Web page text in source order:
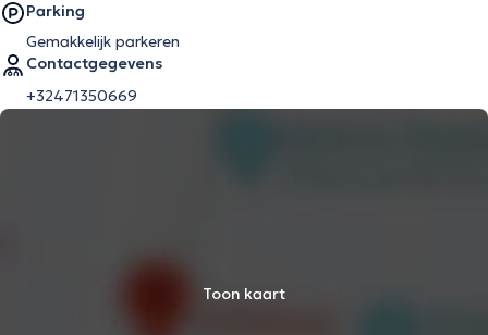
Parking
Gemakkelijk parkeren
Contactgegevens
+32471350669
Toon kaart